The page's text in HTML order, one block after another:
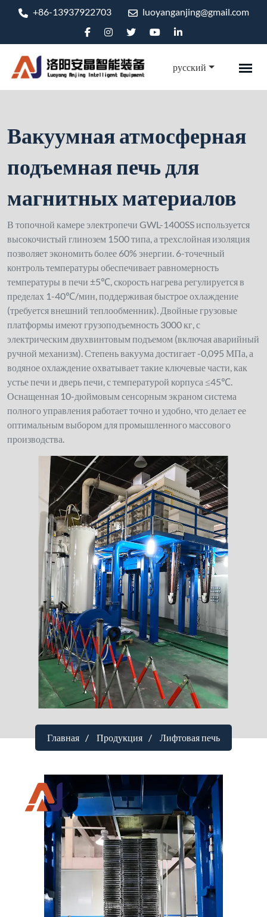
+86-13937922703 luoyanganjing@gmail.com
русский
Вакуумная атмосферная
подъемная печь для
магнитных материалов
В топочной камере электропечи GWL-1400SS используется
высокочистый глинозем 1500 типа, а трехслойная изоляция
позволяет экономить более 60% энергии. 6-точечный
контроль температуры обеспечивает равномерность
температуры в печи ±5℃, скорость нагрева регулируется в
пределах 1-40℃/мин, поддерживая быстрое охлаждение
(требуется внешний теплообменник). Двойные грузовые
платформы имеют грузоподъемность 3000 кг, с
электрическим двухвинтовым подъемом (включая аварийный
ручной механизм). Степень вакуума достигает -0,095 МПа, а
водяное охлаждение охватывает такие ключевые части, как
устье печи и дверь печи, с температурой корпуса ≤45℃.
Оснащенная 10-дюймовым сенсорным экраном система
полного управления работает точно и удобно, что делает ее
оптимальным выбором для промышленного массового
производства.
Главная Продукция Лифтовая печь